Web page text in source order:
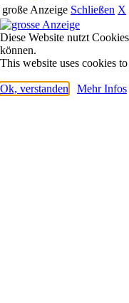
große Anzeige Schließen X
Diese Website nutzt
können.
This website uses cookies
Ok, verstanden Mehr Infos